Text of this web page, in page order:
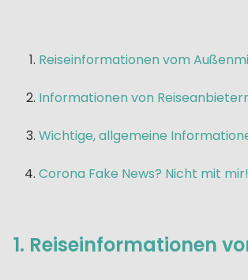
Reiseinformationen vom
Informationen von
Wichtige, allgemeine
Corona Fake News? Nicht mit mir!
1. Reiseinformationen